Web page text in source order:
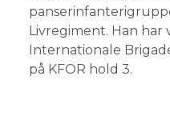
Livregiment. Han
Internationale
på KFOR hold 3.